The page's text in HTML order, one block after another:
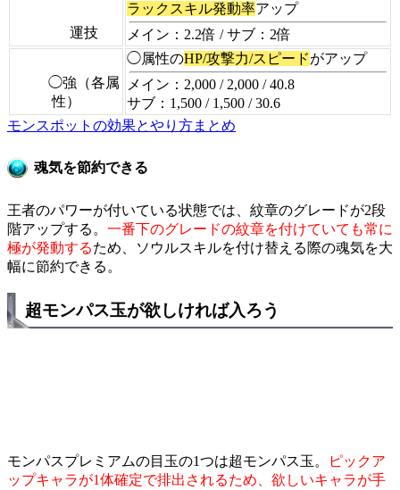
運技
ラックスキル発動率アップ
メイン：2.2倍 / サブ：2倍
◯強（各属
性）
◯属性のHP/攻撃力/スピードがアップ
メイン：2,000 / 2,000 / 40.8
サブ：1,500 / 1,500 / 30.6
モンスポットの効果とやり方まとめ
魂気を節約できる
王者のパワーが付いている状態では、紋章のグレードが2段
階アップする。 一番下のグレードの紋章を付けていても常に
極が発動するため、ソウルスキルを付け替える際の魂気を大
幅に節約できる。
超モンパス玉が欲しければ入ろう
モンパスプレミアムの目玉の1つは超モンパス玉。
ピックア
ップキャラが1体確定で排出されるため、欲しいキャラが手